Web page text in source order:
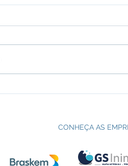
CONHEÇA AS